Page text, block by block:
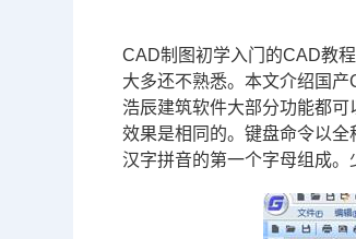
CAD制图初学入门的CAD教程
大多还不熟悉。本文介绍国产
浩辰建筑软件大部分功能都
效果是相同的。键盘命令以
汉字拼音的第一个字母组成。